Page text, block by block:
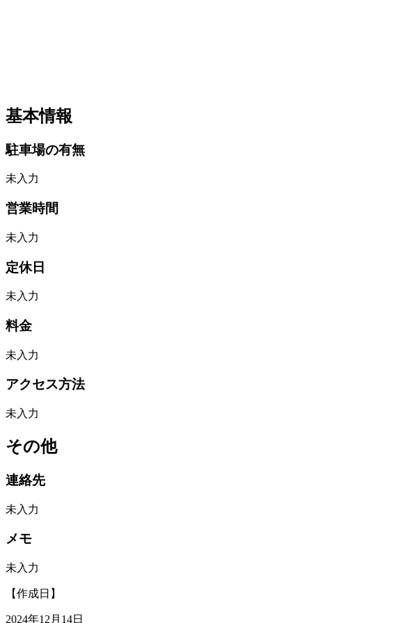
基本情報
駐車場の有無
未入力
営業時間
未入力
定休日
未入力
料金
未入力
アクセス方法
未入力
その他
連絡先
未入力
メモ
未入力
【作成日】
2024年12月14日